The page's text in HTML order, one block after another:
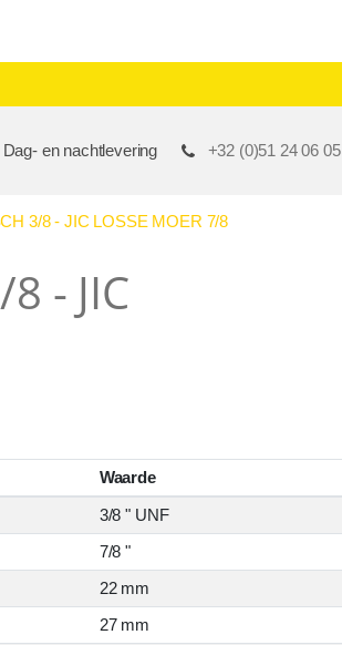
Dag- en nachtlevering +32 (0)51 24 06 05
3/8 - JIC LOSSE MOER 7/8
- JIC
Waarde
3/8 " UNF
7/8 "
22 mm
27 mm